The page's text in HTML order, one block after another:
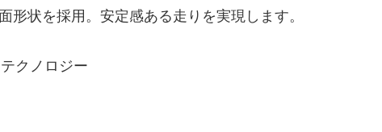
形状を採用。安定感ある走りを実現します。
クノロジー